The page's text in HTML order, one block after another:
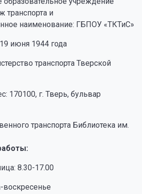
транспорта и
наименование: ГБПОУ «ТКТиС»
июня 1944 года
транспорта Тверской
170100, г. Тверь, бульвар
транспорта Библиотека им.
8.30-17.00
воскресенье